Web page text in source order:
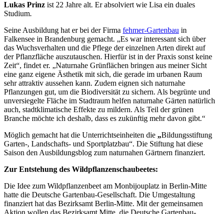
Lukas Prinz ist 22 Jahre alt. Er absolviert wie Lisa ein duales
Studium.
Seine Ausbildung hat er bei der Firma fehmer-Gartenbau in
Falkensee in Brandenburg gemacht. „Es war interessant sich über
das Wuchsverhalten und die Pflege der einzelnen Arten direkt auf
der Pflanzfläche auszutauschen. Hierfür ist in der Praxis sonst keine
Zeit“, findet er. „Naturnahe Grünflächen bringen aus meiner Sicht
eine ganz eigene Ästhetik mit sich, die gerade im urbanen Raum
sehr attraktiv aussehen kann. Zudem eignen sich naturnahe
Pflanzungen gut, um die Biodiversität zu sichern. Als begrünte und
unversiegelte Fläche im Stadtraum helfen naturnahe Gärten natürlich
auch, stadtklimatische Effekte zu mildern. Als Teil der grünen
Branche möchte ich deshalb, dass es zukünftig mehr davon gibt.“
Möglich gemacht hat die Unterrichtseinheiten die „Bildungsstiftung
Garten-, Landschafts- und Sportplatzbau“. Die Stiftung hat diese
Saison den Ausbildungsblog zum naturnahen Gärtnern finanziert.
Zur Entstehung des Wildpflanzenschaubeetes:
Die Idee zum Wildpflanzenbeet am Monbijouplatz in Berlin-Mitte
hatte die Deutsche Gartenbau-Gesellschaft. Die Umgestaltung
finanziert hat das Bezirksamt Berlin-Mitte. Mit der gemeinsamen